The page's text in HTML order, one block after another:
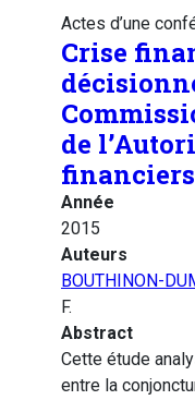
Actes d’une
Crise
de
financiers
Année
2015
Auteurs
BOUTHINON-
F.
Abstract
Cette étude
entre la